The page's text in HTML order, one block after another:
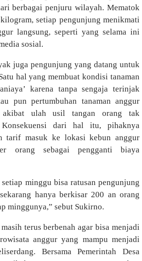
berbagai penjuru wilayah. Mematok
setiap pengunjung menikmati
langsung, seperti yang selama ini
sosial.
juga pengunjung yang datang untuk
hal yang membuat kondisi tanaman
karena tanpa sengaja terinjak
pun pertumbuhan tanaman anggur
akibat ulah usil tangan orang tak
Konsekuensi dari hal itu, pihaknya
tarif masuk ke lokasi kebun anggur
orang sebagai pengganti biaya
minggu bisa ratusan pengunjung
hanya berkisar 200 an orang
minggunya,” sebut Sukirno.
terus berbenah agar bisa menjadi
anggur yang mampu menjadi
Bersama Pemerintah Desa